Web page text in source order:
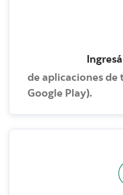
de aplicaciones de
Google Play).